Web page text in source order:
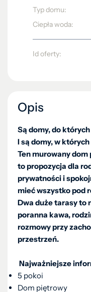
Typ domu:
Ciepła woda:
Id oferty:
Opis
Są domy, do
I są domy, w
Ten murowany dom
to propozycja dla
prywatności i
mieć wszystko pod
Dwa duże tarasy to
poranna kawa,
rozmowy przy
przestrzeń.
Najważniejsze
5 pokoi
Dom piętrowy